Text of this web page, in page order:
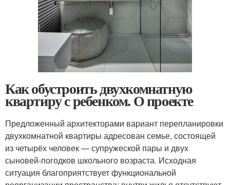
Как обустроить двухкомнатную
квартиру с ребенком. О проекте
Предложенный архитекторами вариант перепланировки
двухкомнатной квартиры адресован семье, состоящей
из четырёх человек — супружеской пары и двух
сыновей-погодков школьного возраста. Исходная
ситуация благоприятствует функциональной